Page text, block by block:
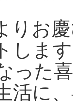
りお
しま
った
活に